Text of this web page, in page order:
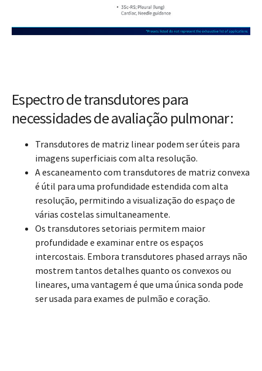
Espectro de transdutores para
necessidades de avaliação pulmonar:
Transdutores de matriz linear podem ser úteis para
imagens superficiais com alta resolução.
A escaneamento com transdutores de matriz convexa
é útil para uma profundidade estendida com alta
resolução, permitindo a visualização do espaço de
várias costelas simultaneamente.
Os transdutores setoriais permitem maior
profundidade e examinar entre os espaços
intercostais. Embora transdutores phased arrays não
mostrem tantos detalhes quanto os convexos ou
lineares, uma vantagem é que uma única sonda pode
ser usada para exames de pulmão e coração.